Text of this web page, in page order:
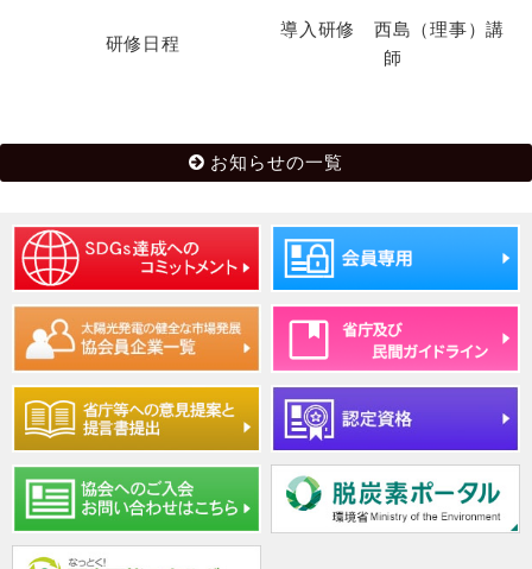
研修日程
導入研修 西島（理事）講
師
お知らせの一覧